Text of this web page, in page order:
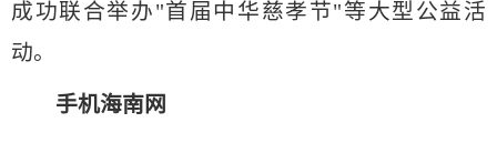
成功联合举办"首届中华慈孝节"等大型公益活
动。
手机海南网